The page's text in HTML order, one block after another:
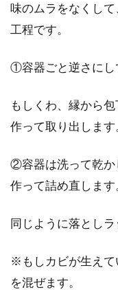
味のムラをなくし
工程です。
①容器ごと逆さにし
もしくわ、縁から
作って取り出します
②容器は洗って乾か
作って詰め直します
同じように落としラ
※もしカビが生えて
を混ぜます。